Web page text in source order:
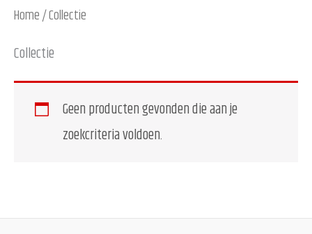
Home/ Collectie
Collectie
Geen producten gevonden die aan je
zoekcriteria voldoen.